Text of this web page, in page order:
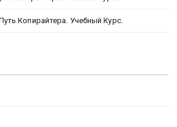
Копирайтера. Учебный Курс.